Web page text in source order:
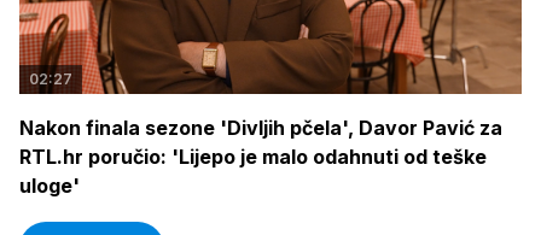
02:27
Nakon finala sezone 'Divljih pčela', Davor Pavić za
RTL.hr poručio: 'Lijepo je malo odahnuti od teške
uloge'